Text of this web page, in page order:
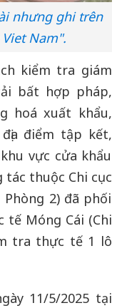
nhưng ghi trên
Nam".
kiểm tra giám
bất hợp pháp,
hoá xuất khẩu,
điểm tập kết,
vực cửa khẩu
tác thuộc Chi cục
2) đã phối
tế Móng Cái (Chi
tra thực tế 1 lô
11/5/2025 tại